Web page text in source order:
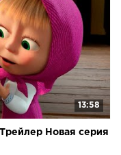
13:58
Новая серия